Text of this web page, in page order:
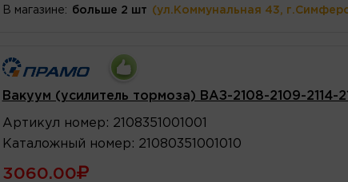
В магазине: больше 2 шт (ул.Коммунальная 43,
Вакуум (усилитель тормоза) ВАЗ-2108-2109-2114-
Артикул номер : 2108351001001
Каталожный номер : 21080351001010
3060.00